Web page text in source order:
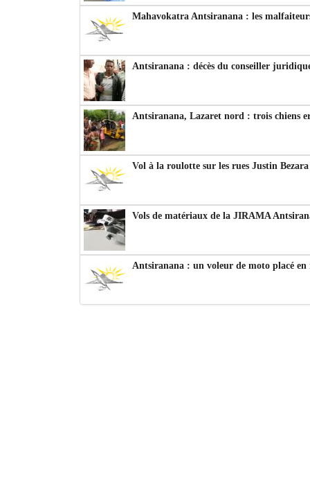
Mahavokatra Antsiranana : les
Antsiranana : décès du conseiller
Antsiranana, Lazaret nord : trois chiens
Vol à la roulotte sur les rues Justin
Vols de matériaux de la JIRAMA
Antsiranana : un voleur de moto placé en